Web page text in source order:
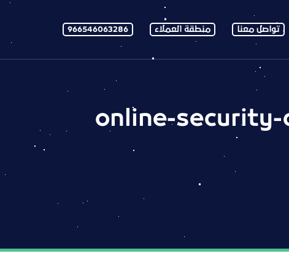
تواصل معنا منطقة العملاء 966546063286
online-